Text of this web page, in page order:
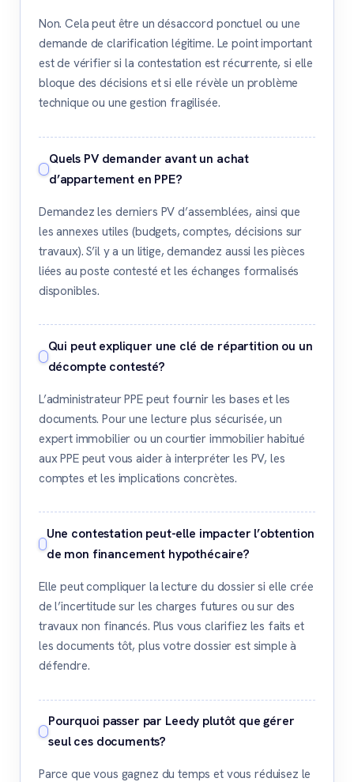
Non. Cela peut être un désaccord ponctuel ou une
demande de clarification légitime. Le point important
est de vérifier si la contestation est récurrente, si elle
bloque des décisions et si elle révèle un problème
technique ou une gestion fragilisée.
Quels PV demander avant un achat
d’appartement en PPE?
Demandez les derniers PV d’assemblées, ainsi que
les annexes utiles (budgets, comptes, décisions sur
travaux). S’il y a un litige, demandez aussi les pièces
liées au poste contesté et les échanges formalisés
disponibles.
Qui peut expliquer une clé de répartition ou un
décompte contesté?
L’administrateur PPE peut fournir les bases et les
documents. Pour une lecture plus sécurisée, un
expert immobilier ou un courtier immobilier habitué
aux PPE peut vous aider à interpréter les PV, les
comptes et les implications concrètes.
Une contestation peut-elle impacter l’obtention
de mon financement hypothécaire?
Elle peut compliquer la lecture du dossier si elle crée
de l’incertitude sur les charges futures ou sur des
travaux non financés. Plus vous clarifiez les faits et
les documents tôt, plus votre dossier est simple à
défendre.
Pourquoi passer par Leedy plutôt que gérer
seul ces documents?
Parce que vous gagnez du temps et vous réduisez le